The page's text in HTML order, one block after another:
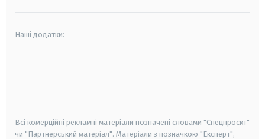
Наші додатки:
Всі комерційні рекламні матеріали позначені словами "Спецпроєкт"
чи "Партнерський матеріал". Матеріали з позначкою "Експерт",